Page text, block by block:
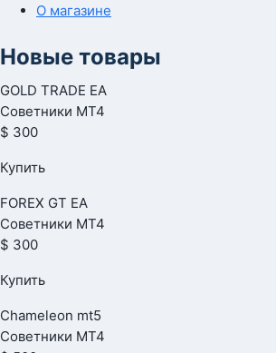
О магазине
Новые товары
GOLD TRADE EA
Советники МТ4
$ 300
Купить
FOREX GT EA
Советники МТ4
$ 300
Купить
Chameleon mt5
Советники МТ4